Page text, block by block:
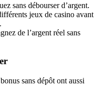
sans débourser d’argent.
jeux de casino avant
de l’argent réel sans
sans dépôt ont aussi